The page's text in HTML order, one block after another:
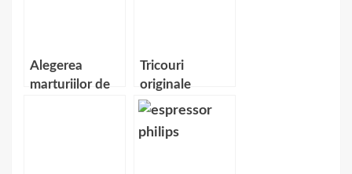
Alegerea
marturiilor de
Tricouri
originale
personalizate
WOW